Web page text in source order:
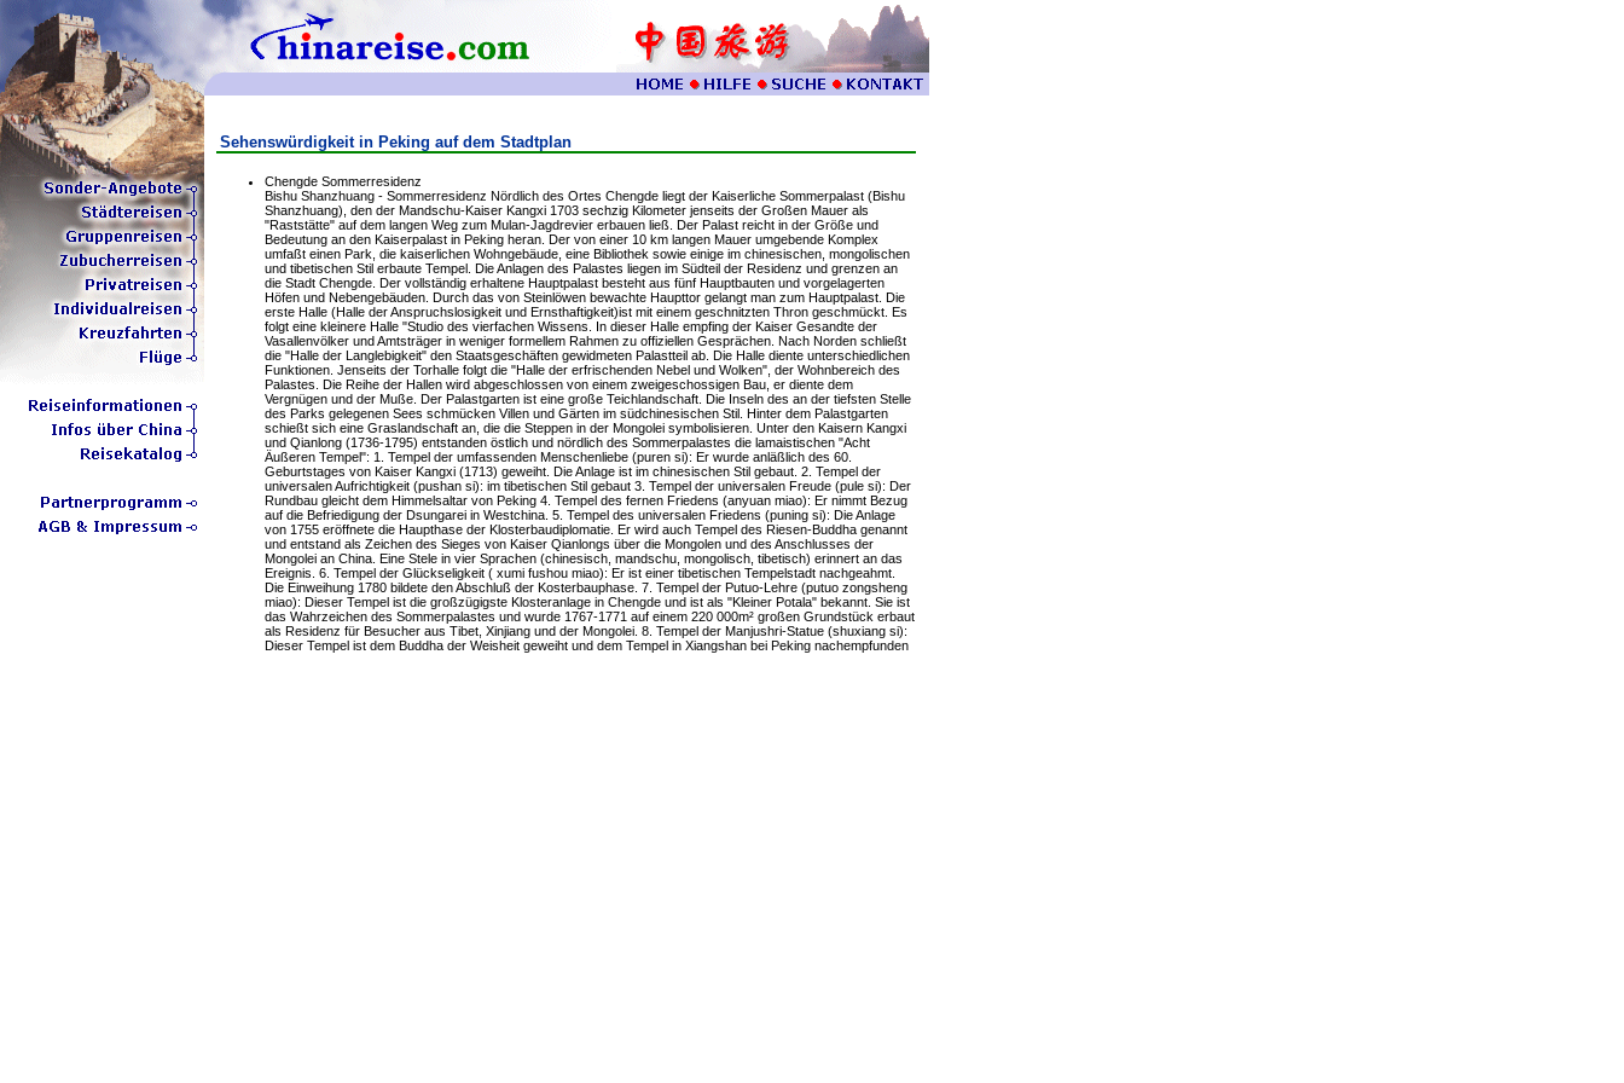
Sehenswürdigkeit in Peking auf dem Stadtplan
Chengde Sommerresidenz
Bishu Shanzhuang - Sommerresidenz Nördlich des Ortes Chengde liegt der Kaiserliche Sommerpalast (Bishu
Shanzhuang), den der Mandschu-Kaiser Kangxi 1703 sechzig Kilometer jenseits der Großen Mauer als
"Raststätte" auf dem langen Weg zum Mulan-Jagdrevier erbauen ließ. Der Palast reicht in der Größe und
Bedeutung an den Kaiserpalast in Peking heran. Der von einer 10 km langen Mauer umgebende Komplex
umfaßt einen Park, die kaiserlichen Wohngebäude, eine Bibliothek sowie einige im chinesischen, mongolischen
und tibetischen Stil erbaute Tempel. Die Anlagen des Palastes liegen im Südteil der Residenz und grenzen an
die Stadt Chengde. Der vollständig erhaltene Hauptpalast besteht aus fünf Hauptbauten und vorgelagerten
Höfen und Nebengebäuden. Durch das von Steinlöwen bewachte Haupttor gelangt man zum Hauptpalast. Die
erste Halle (Halle der Anspruchslosigkeit und Ernsthaftigkeit)ist mit einem geschnitzten Thron geschmückt. Es
folgt eine kleinere Halle "Studio des vierfachen Wissens. In dieser Halle empfing der Kaiser Gesandte der
Vasallenvölker und Amtsträger in weniger formellem Rahmen zu offiziellen Gesprächen. Nach Norden schließt
die "Halle der Langlebigkeit" den Staatsgeschäften gewidmeten Palastteil ab. Die Halle diente unterschiedlichen
Funktionen. Jenseits der Torhalle folgt die "Halle der erfrischenden Nebel und Wolken", der Wohnbereich des
Palastes. Die Reihe der Hallen wird abgeschlossen von einem zweigeschossigen Bau, er diente dem
Vergnügen und der Muße. Der Palastgarten ist eine große Teichlandschaft. Die Inseln des an der tiefsten Stelle
des Parks gelegenen Sees schmücken Villen und Gärten im südchinesischen Stil. Hinter dem Palastgarten
schießt sich eine Graslandschaft an, die die Steppen in der Mongolei symbolisieren. Unter den Kaisern Kangxi
und Qianlong (1736-1795) entstanden östlich und nördlich des Sommerpalastes die lamaistischen "Acht
Äußeren Tempel": 1. Tempel der umfassenden Menschenliebe (puren si): Er wurde anläßlich des 60.
Geburtstages von Kaiser Kangxi (1713) geweiht. Die Anlage ist im chinesischen Stil gebaut. 2. Tempel der
universalen Aufrichtigkeit (pushan si): im tibetischen Stil gebaut 3. Tempel der universalen Freude (pule si): Der
Rundbau gleicht dem Himmelsaltar von Peking 4. Tempel des fernen Friedens (anyuan miao): Er nimmt Bezug
auf die Befriedigung der Dsungarei in Westchina. 5. Tempel des universalen Friedens (puning si): Die Anlage
von 1755 eröffnete die Haupthase der Klosterbaudiplomatie. Er wird auch Tempel des Riesen-Buddha genannt
und entstand als Zeichen des Sieges von Kaiser Qianlongs über die Mongolen und des Anschlusses der
Mongolei an China. Eine Stele in vier Sprachen (chinesisch, mandschu, mongolisch, tibetisch) erinnert an das
Ereignis. 6. Tempel der Glückseligkeit ( xumi fushou miao): Er ist einer tibetischen Tempelstadt nachgeahmt.
Die Einweihung 1780 bildete den Abschluß der Kosterbauphase. 7. Tempel der Putuo-Lehre (putuo zongsheng
miao): Dieser Tempel ist die großzügigste Klosteranlage in Chengde und ist als "Kleiner Potala" bekannt. Sie ist
das Wahrzeichen des Sommerpalastes und wurde 1767-1771 auf einem 220 000m² großen Grundstück erbaut
als Residenz für Besucher aus Tibet, Xinjiang und der Mongolei. 8. Tempel der Manjushri-Statue (shuxiang si):
Dieser Tempel ist dem Buddha der Weisheit geweiht und dem Tempel in Xiangshan bei Peking nachempfunden